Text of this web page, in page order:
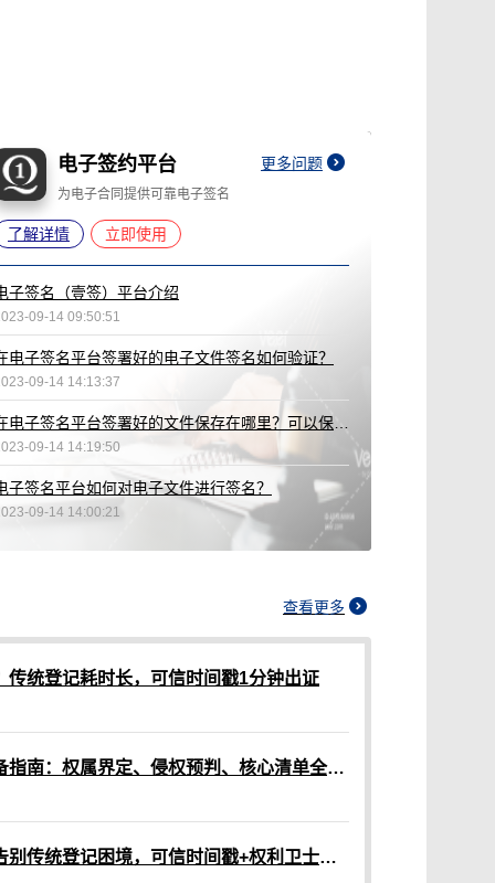
电子签约平台 更多问题
为电子合同提供可靠电子签名
了解详情 立即使用
子签名（壹签）平台介绍
09-14 09:50:51
电子签名平台签署好的电子文件签名如何验证？
09-14 14:13:37
09-14 14:19:50
子签名平台如何对电子文件进行签名？
09-14 14:00:21
查看更多
传统登记耗时长，可信时间戳1分钟出证
网络作品版权认证材料准备指南：权属界定、侵权预判、核心清单全解析
网络作品版权保护指南：告别传统登记困境，可信时间戳+权利卫士App高效维权